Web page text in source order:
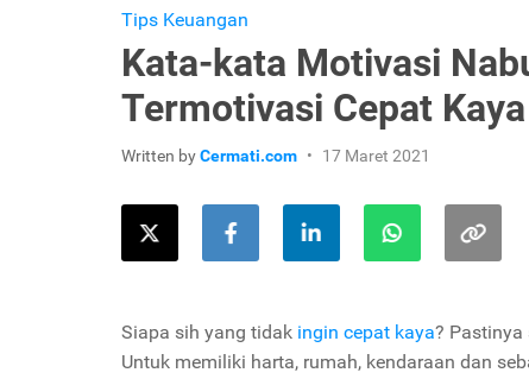
Tips Keuangan
Kata-kata Motivasi
Termotivasi Cepat Kaya
Written byCermati.com 17 Maret 2021
Siapa sih yang tidak ingin cepat kaya? Pastinya
Untuk memiliki harta, rumah, kendaraan dan